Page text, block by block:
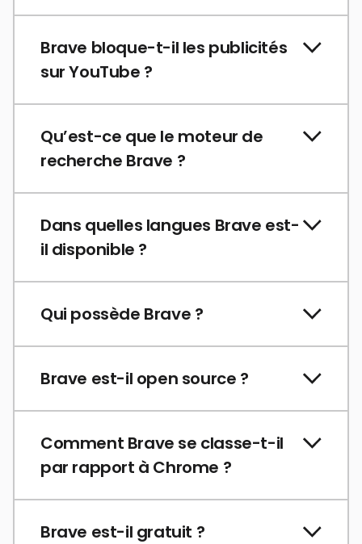
Brave bloque-t-il les publicités
sur YouTube ?
Qu’est-ce que le moteur de
recherche Brave ?
Dans quelles langues Brave est-
il disponible ?
Qui possède Brave ?
Brave est-il open source ?
Comment Brave se classe-t-il
par rapport à Chrome ?
Brave est-il gratuit ?